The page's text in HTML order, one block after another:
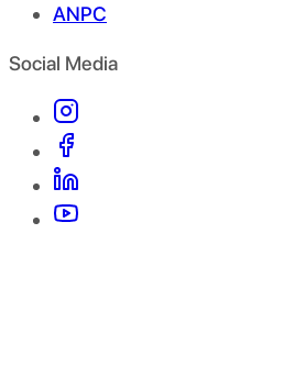
ANPC
Social Media